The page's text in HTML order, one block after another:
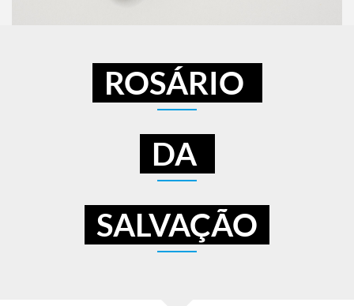
ROSÁRIO
DA
SALVAÇÃO